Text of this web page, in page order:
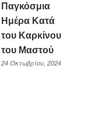
Παγκόσμια
Ημέρα Κατά
του Καρκίνου
του Μαστού
24 Οκτωβρίου, 2024